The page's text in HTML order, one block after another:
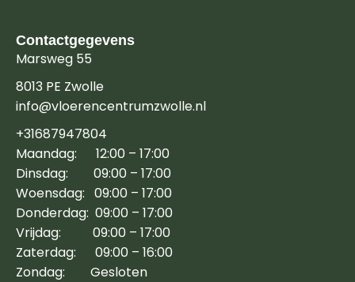
Contactgegevens
Marsweg 55
8013 PE Zwolle
info@vloerencentrumzwolle.nl
+31687947804
Maandag: 12:00 – 17:00
Dinsdag: 09:00 – 17:00
Woensdag: 09:00 – 17:00
Donderdag: 09:00 – 17:00
Vrijdag: 09:00 – 17:00
Zaterdag: 09:00 – 16:00
Zondag: Gesloten